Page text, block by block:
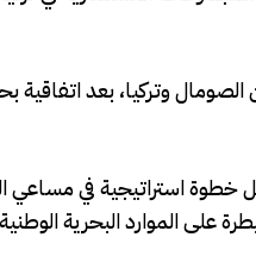
خطوة استراتيجية في
على الموارد البحرية